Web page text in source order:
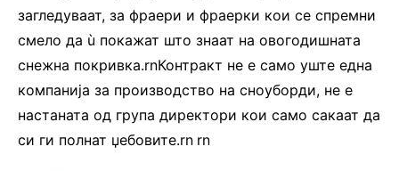
загледуваат, за фраери и фраерки кои се спремни
смело да ù покажат што знаат на овогодишната
снежна покривка.rnКонтракт не е само уште една
компанија за производство на сноуборди, не е
настаната од група директори кои само сакаат да
си ги полнат џебовите.rn rn